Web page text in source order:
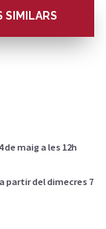
SIMILARS
de maig a les 12h
partir del dimecres 7